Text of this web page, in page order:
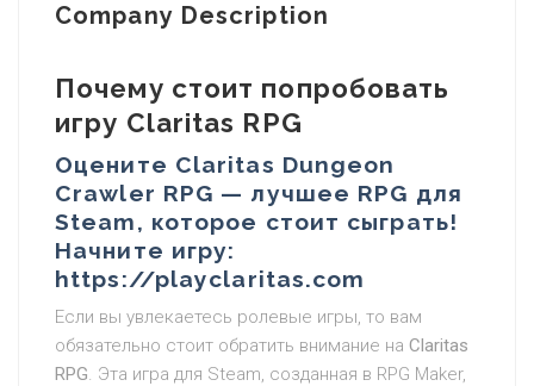
Company Description
Почему стоит попробовать
игру Claritas RPG
Оцените Claritas Dungeon
Crawler RPG — лучшее RPG для
Steam, которое стоит сыграть!
Начните игру:
https://playclaritas.com
Если вы увлекаетесь ролевые игры, то вам
обязательно стоит обратить внимание на Claritas
RPG. Эта игра для Steam, созданная в RPG Maker,